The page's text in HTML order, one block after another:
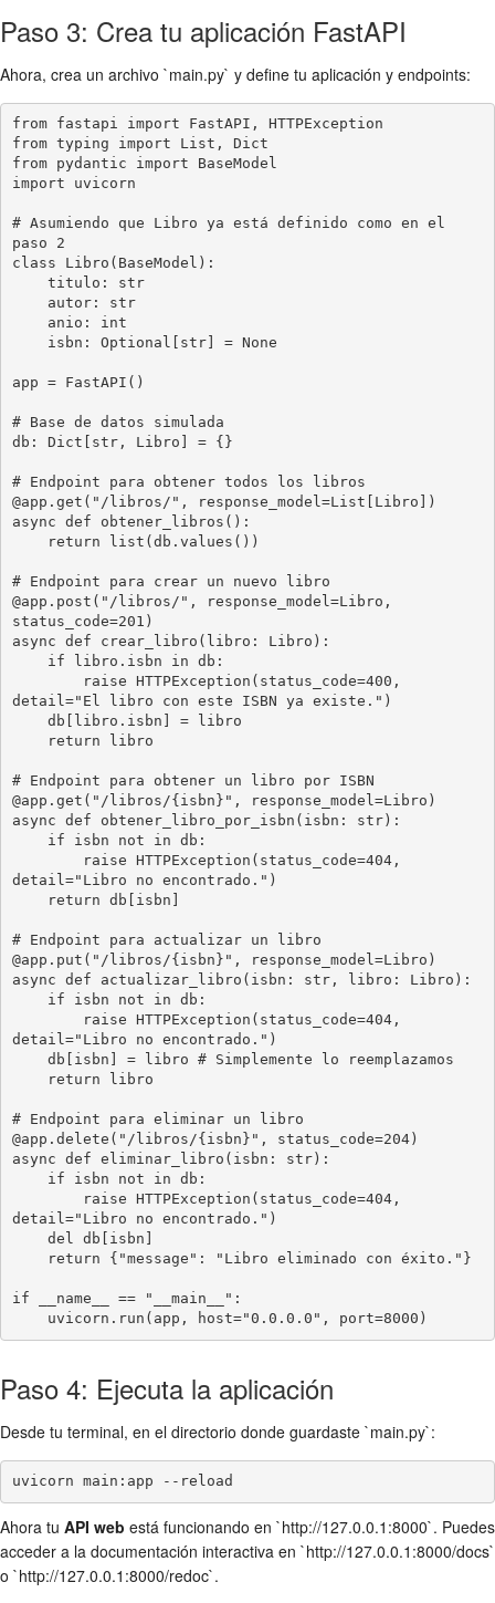
Paso 3: Crea tu aplicación FastAPI
Ahora, crea un archivo `main.py` y define tu aplicación y endpoints:
from fastapi import FastAPI, HTTPException
from typing import List, Dict
from pydantic import BaseModel
import uvicorn
# Asumiendo que Libro ya está definido como en el
paso 2
class Libro(BaseModel):
app = FastAPI()
# Base de datos simulada
db: Dict[str, Libro] = {}
# Endpoint para obtener todos los libros
@app.get("/libros/", response_model=List[Libro])
async def obtener_libros():
# Endpoint para crear un nuevo libro
@app.post("/libros/", response_model=Libro,
status_code=201)
async def crear_libro(libro: Libro):
detail="El libro con este ISBN ya existe.")
# Endpoint para obtener un libro por ISBN
@app.get("/libros/{isbn}", response_model=Libro)
async def obtener_libro_por_isbn(isbn: str):
detail="Libro no encontrado.")
# Endpoint para actualizar un libro
@app.put("/libros/{isbn}", response_model=Libro)
async def actualizar_libro(isbn: str, libro: Libro):
detail="Libro no encontrado.")
# Endpoint para eliminar un libro
@app.delete("/libros/{isbn}", status_code=204)
async def eliminar_libro(isbn: str):
detail="Libro no encontrado.")
if __name__ == "__main__":
Paso 4: Ejecuta la aplicación
Desde tu terminal, en el directorio donde guardaste `main.py`:
Ahora tu API web está funcionando en `http://127.0.0.1:8000`. Puedes
acceder a la documentación interactiva en `http://127.0.0.1:8000/docs`
o `http://127.0.0.1:8000/redoc`.